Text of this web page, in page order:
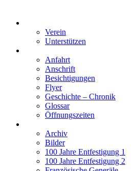
Verein
Unterstützen
Anfahrt
Anschrift
Besichtigungen
Flyer
Geschichte – Chronik
Glossar
Öffnungszeiten
Archiv
Bilder
100 Jahre Entfestigung 1
100 Jahre Entfestigung 2